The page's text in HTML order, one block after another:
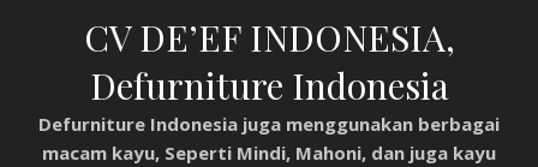
CV DE’EF INDONESIA,
Defurniture Indonesia
Defurniture Indonesia juga menggunakan berbagai
macam kayu, Seperti Mindi, Mahoni, dan juga kayu